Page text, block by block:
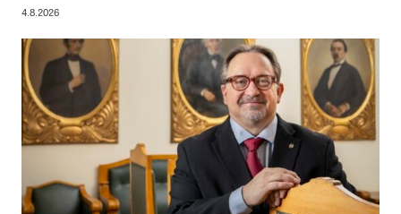
4.8.2026